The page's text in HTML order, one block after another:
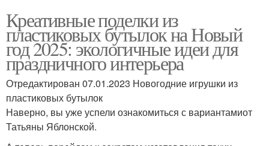
Креативные поделки из
пластиковых бутылок на Новый
год 2025: экологичные идеи для
праздничного интерьера
Отредактирован 07.01.2023 Новогодние игрушки из
пластиковых бутылок
Наверно, вы уже успели ознакомиться с вариантамиот
Татьяны Яблонской.